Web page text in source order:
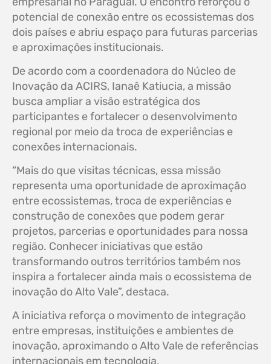
potencial de conexão entre os ecossistemas dos
dois países e abriu espaço para futuras parcerias
e aproximações institucionais.
De acordo com a coordenadora do Núcleo de
Inovação da ACIRS, Ianaê Katiucia, a missão
busca ampliar a visão estratégica dos
participantes e fortalecer o desenvolvimento
regional por meio da troca de experiências e
conexões internacionais.
“Mais do que visitas técnicas, essa missão
representa uma oportunidade de aproximação
entre ecossistemas, troca de experiências e
construção de conexões que podem gerar
projetos, parcerias e oportunidades para nossa
região. Conhecer iniciativas que estão
transformando outros territórios também nos
inspira a fortalecer ainda mais o ecossistema de
inovação do Alto Vale”, destaca.
A iniciativa reforça o movimento de integração
entre empresas, instituições e ambientes de
inovação, aproximando o Alto Vale de referências
internacionais em tecnologia,